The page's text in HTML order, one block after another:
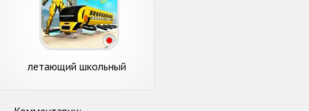
летающий школьный